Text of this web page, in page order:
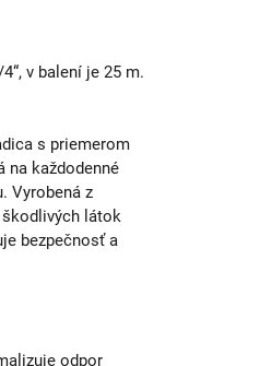
v balení je 25 m.
s priemerom
na každodenné
Vyrobená z
látok
bezpečnosť a
odpor